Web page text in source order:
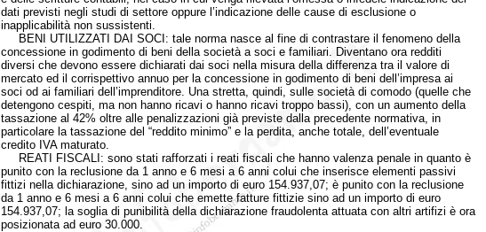
dati previsti negli studi di settore oppure l’indicazione delle cause di esclusione o
inapplicabilità non sussistenti.
BENI UTILIZZATI DAI SOCI: tale norma nasce al fine di contrastare il fenomeno della
concessione in godimento di beni della società a soci e familiari. Diventano ora redditi
diversi che devono essere dichiarati dai soci nella misura della differenza tra il valore di
mercato ed il corrispettivo annuo per la concessione in godimento di beni dell’impresa ai
soci od ai familiari dell’imprenditore. Una stretta, quindi, sulle società di comodo (quelle che
detengono cespiti, ma non hanno ricavi o hanno ricavi troppo bassi), con un aumento della
tassazione al 42% oltre alle penalizzazioni già previste dalla precedente normativa, in
particolare la tassazione del “reddito minimo” e la perdita, anche totale, dell’eventuale
credito IVA maturato.
REATI FISCALI: sono stati rafforzati i reati fiscali che hanno valenza penale in quanto è
punito con la reclusione da 1 anno e 6 mesi a 6 anni colui che inserisce elementi passivi
fittizi nella dichiarazione, sino ad un importo di euro 154.937,07; è punito con la reclusione
da 1 anno e 6 mesi a 6 anni colui che emette fatture fittizie sino ad un importo di euro
154.937,07; la soglia di punibilità della dichiarazione fraudolenta attuata con altri artifizi è ora
posizionata ad euro 30.000.